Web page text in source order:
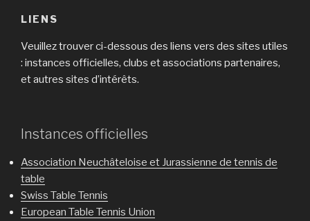
LIENS
Veuillez trouver ci-dessous des liens vers des sites utiles
: instances officielles, clubs et associations partenaires,
et autres sites d’intérêts.
Instances officielles
Association Neuchâteloise et Jurassienne de tennis de
table
Swiss Table Tennis
European Table Tennis Union